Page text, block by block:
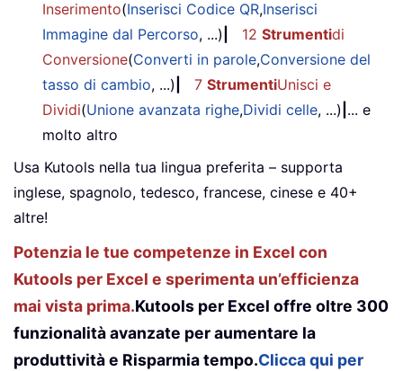
Inserimento(Inserisci Codice QR,Inserisci
Immagine dal Percorso, ...) 12 Strumentidi
Conversione(Converti in parole,Conversione del
tasso di cambio, ...) 7 StrumentiUnisci e
Dividi(Unione avanzata righe,Dividi celle, ...) ... e
molto altro
Usa Kutools nella tua lingua preferita – supporta
inglese, spagnolo, tedesco, francese, cinese e 40+
altre!
Potenzia le tue competenze in Excel con
Kutools per Excel e sperimenta un’efficienza
mai vista prima.Kutools per Excel offre oltre 300
funzionalità avanzate per aumentare la
produttività e Risparmia tempo.Clicca qui per